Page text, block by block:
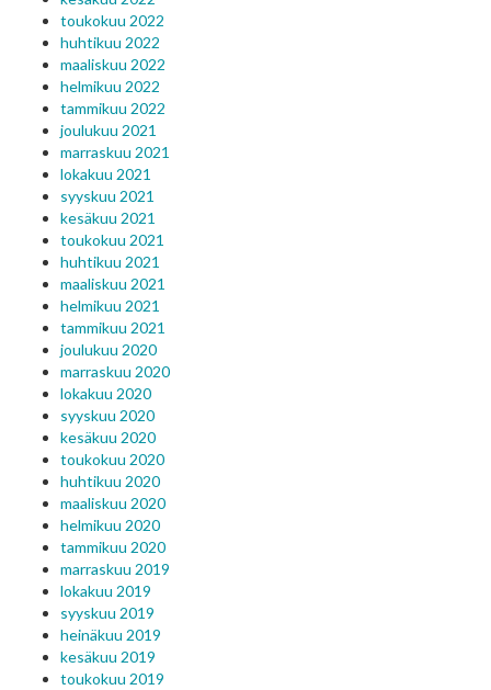
toukokuu 2022
huhtikuu 2022
maaliskuu 2022
helmikuu 2022
tammikuu 2022
joulukuu 2021
marraskuu 2021
lokakuu 2021
syyskuu 2021
kesäkuu 2021
toukokuu 2021
huhtikuu 2021
maaliskuu 2021
helmikuu 2021
tammikuu 2021
joulukuu 2020
marraskuu 2020
lokakuu 2020
syyskuu 2020
kesäkuu 2020
toukokuu 2020
huhtikuu 2020
maaliskuu 2020
helmikuu 2020
tammikuu 2020
marraskuu 2019
lokakuu 2019
syyskuu 2019
heinäkuu 2019
kesäkuu 2019
toukokuu 2019